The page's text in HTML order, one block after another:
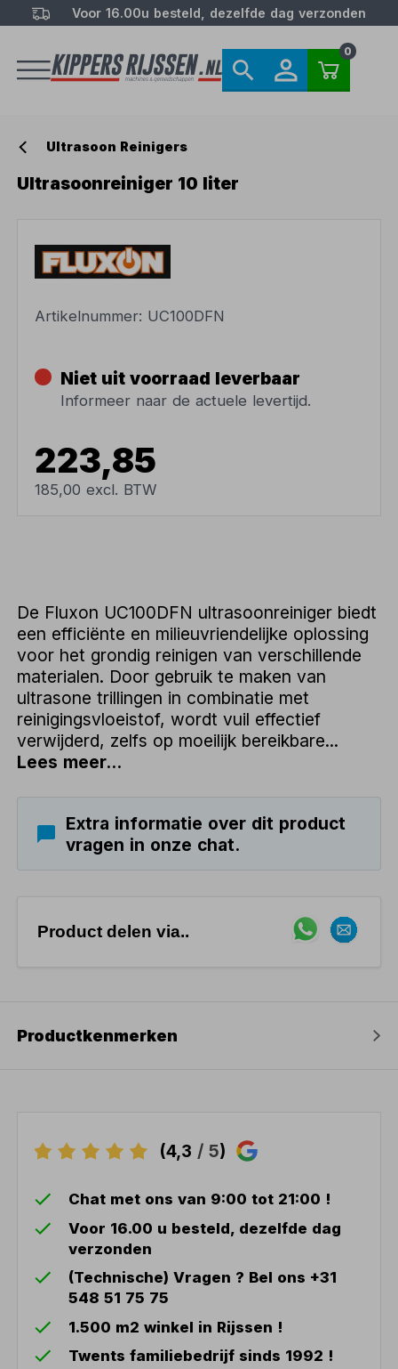
Voor 16.00u besteld, dezelfde dag verzonden
0
Ultrasoon Reinigers
Ultrasoonreiniger 10 liter
Artikelnummer: UC100DFN
Niet uit voorraad leverbaar
Informeer naar de actuele levertijd.
223,85
185,00 excl. BTW
De Fluxon UC100DFN ultrasoonreiniger biedt
een efficiënte en milieuvriendelijke oplossing
voor het grondig reinigen van verschillende
materialen. Door gebruik te maken van
ultrasone trillingen in combinatie met
reinigingsvloeistof, wordt vuil effectief
verwijderd, zelfs op moeilijk bereikbare...
Lees meer...
Extra informatie over dit product
vragen in onze chat.
Product delen via..
Productkenmerken
(4,3 / 5)
Chat met ons van 9:00 tot 21:00 !
Voor 16.00 u besteld, dezelfde dag
verzonden
(Technische) Vragen ? Bel ons +31
548 51 75 75
1.500 m2 winkel in Rijssen !
Twents familiebedrijf sinds 1992 !